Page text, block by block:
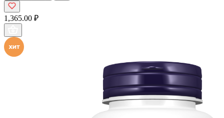
1,365.00 ₽